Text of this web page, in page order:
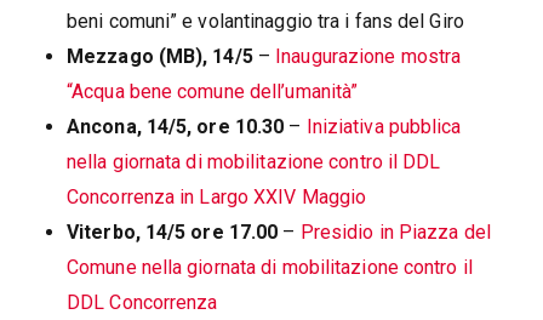
beni comuni” e volantinaggio tra i fans del Giro
Mezzago (MB), 14/5– Inaugurazione mostra
“Acqua bene comune dell’umanità”
Ancona, 14/5, ore 10.30 – Iniziativa pubblica
nella giornata di mobilitazione contro il DDL
Concorrenza in Largo XXIV Maggio
Viterbo, 14/5 ore 17.00 – Presidio in Piazza del
Comune nella giornata di mobilitazione contro il
DDL Concorrenza